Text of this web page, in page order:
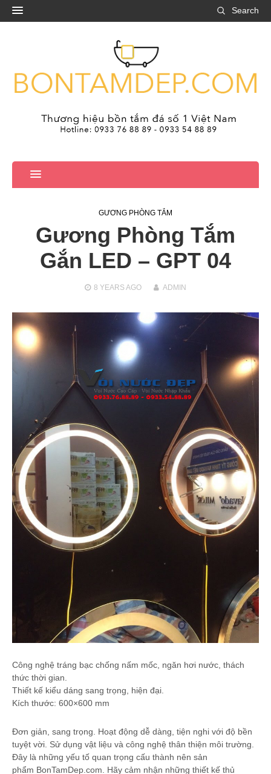
Search
GƯƠNG PHÒNG TẮM
Gương Phòng Tắm
Gắn LED – GPT 04
8 YEARSAGO ADMIN
Công nghệ tráng bạc chống nấm mốc, ngăn hơi nước, thách
thức thời gian.
Thiết kế kiểu dáng sang trọng, hiện đại.
Kích thước: 600×600 mm
Đơn giản, sang trọng. Hoạt động dễ dàng, tiện nghi với độ bền
tuyệt vời. Sử dụng vật liệu và công nghệ thân thiện môi trường.
Đây là những yếu tố quan trọng cấu thành nên sản
phẩm BonTamDep.com. Hãy cảm nhận những thiết kế thủ